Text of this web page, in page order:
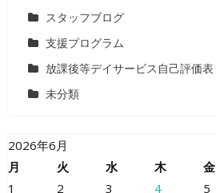
スタッフブログ
支援プログラム
放課後等デイサービス自己評価表
未分類
2026年6月
月
火 水 木 金
1
2 3 4 5